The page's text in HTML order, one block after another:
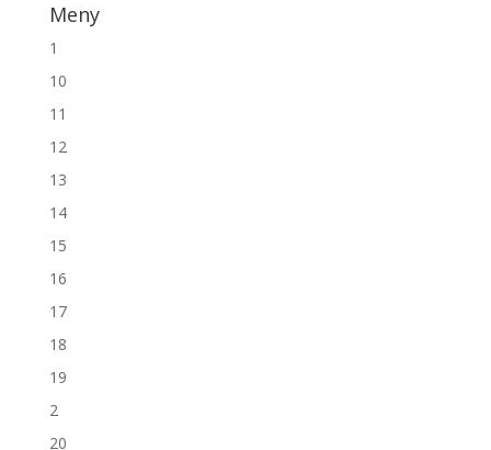
Meny
1
10
11
12
13
14
15
16
17
18
19
2
20